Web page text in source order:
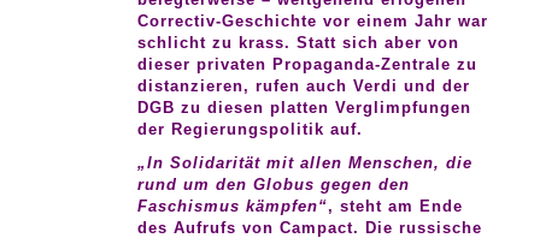
Correctiv-Geschichte vor einem Jahr war
schlicht zu krass. Statt sich aber von
dieser privaten Propaganda-Zentrale zu
distanzieren, rufen auch Verdi und der
DGB zu diesen platten Verglimpfungen
der Regierungspolitik auf.
„In Solidarität mit allen Menschen, die
rund um den Globus gegen den
Faschismus kämpfen“, steht am Ende
des Aufrufs von Campact. Die russische